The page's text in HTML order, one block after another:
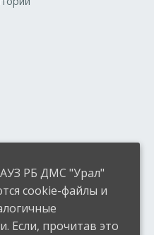
РБ ДМС "Урал"
cookie-файлы и
Если, прочитав это